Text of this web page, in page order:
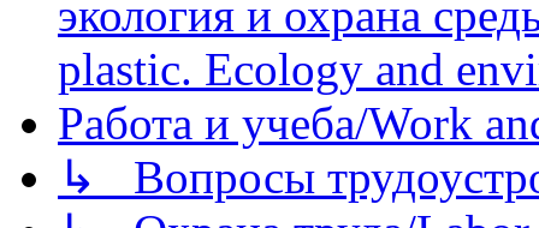
экология и охрана
plastic. Ecology and
Работа и учеба/Work
↳ Вопросы